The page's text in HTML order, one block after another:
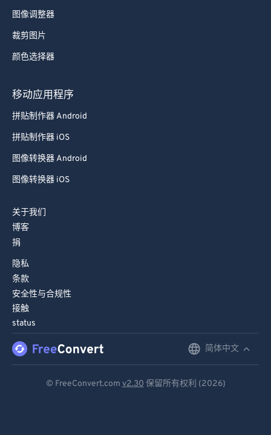
图像调整器
裁剪图片
颜色选择器
移动应用程序
拼贴制作器 Android
拼贴制作器 iOS
图像转换器 Android
图像转换器 iOS
关于我们
博客
捐
隐私
条款
安全性与合规性
接触
status
简体中文
© FreeConvert.com v2.30 保留所有权利 (2026)